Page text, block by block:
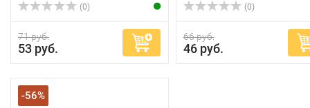
(0)
71 руб.
53 руб.
(0)
66 руб.
46 руб.
-56%